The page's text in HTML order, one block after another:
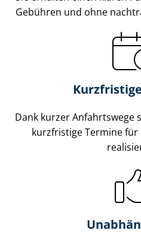
Gebühren und ohne
Dank kurzer Anfahrtswege
kurzfristige Termine